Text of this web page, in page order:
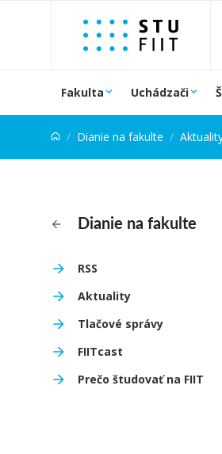
Prejsť na obsah
Fakulta Uchádzači
Dianie na fakulte
Dianie na fakulte
RSS
Aktuality
Tlačové správy
FIITcast
Prečo študovať na FIIT